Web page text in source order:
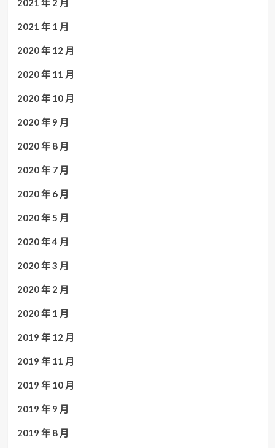
2021 年 1 月
2020 年 12 月
2020 年 11 月
2020 年 10 月
2020 年 9 月
2020 年 8 月
2020 年 7 月
2020 年 6 月
2020 年 5 月
2020 年 4 月
2020 年 3 月
2020 年 2 月
2020 年 1 月
2019 年 12 月
2019 年 11 月
2019 年 10 月
2019 年 9 月
2019 年 8 月